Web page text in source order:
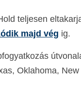
teljesen
majd vég ig.
Oklahoma,